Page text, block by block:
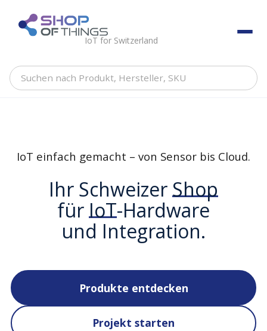
content ShopOfThings
IoT for Switzerland
Suchen
IoT einfach gemacht – von Sensor bis Cloud.
Ihr SchweizerShop
fürIoT-Hardware
und Integration.
Produkte entdecken
Projekt starten